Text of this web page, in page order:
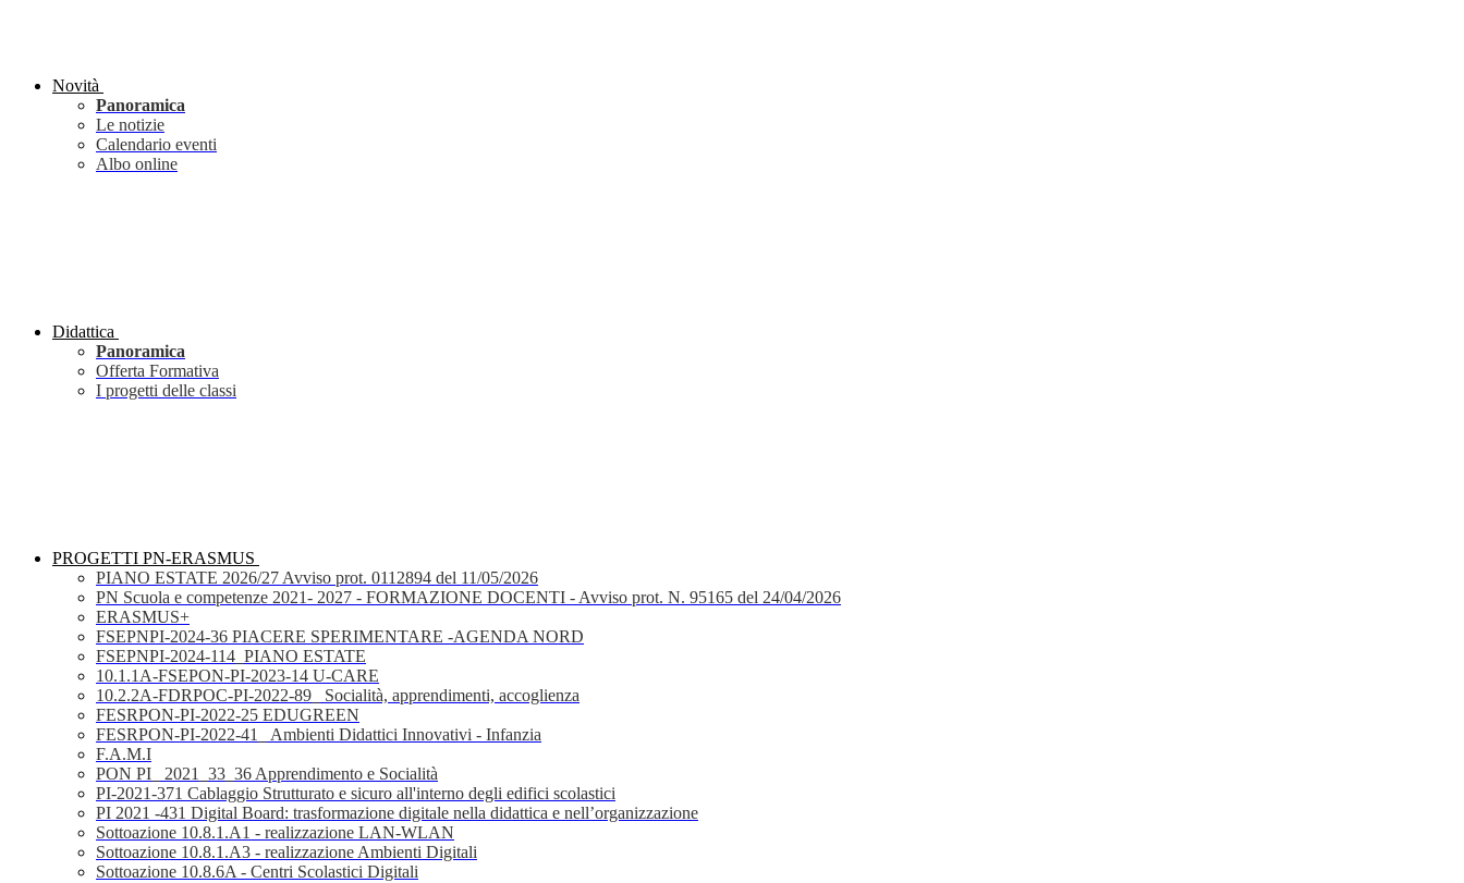
Novità
Panoramica
Le notizie
Calendario eventi
Albo online
Didattica
Panoramica
Offerta Formativa
I progetti delle classi
PROGETTI PN-ERASMUS
PIANO ESTATE 2026/27 Avviso prot. 0112894 del 11/05/2026
PN Scuola e competenze 2021- 2027 - FORMAZIONE DOCENTI - Avviso prot. N. 95165 del 24/04/2026
ERASMUS+
FSEPNPI-2024-36 PIACERE SPERIMENTARE -AGENDA NORD
FSEPNPI-2024-114_PIANO ESTATE
10.1.1A-FSEPON-PI-2023-14 U-CARE
10.2.2A-FDRPOC-PI-2022-89_ Socialità, apprendimenti, accoglienza
FESRPON-PI-2022-25 EDUGREEN
FESRPON-PI-2022-41_ Ambienti Didattici Innovativi - Infanzia
F.A.M.I
PON PI_ 2021_33_36 Apprendimento e Socialità
PI-2021-371 Cablaggio Strutturato e sicuro all'interno degli edifici scolastici
PI 2021 -431 Digital Board: trasformazione digitale nella didattica e nell’organizzazione
Sottoazione 10.8.1.A1 - realizzazione LAN-WLAN
Sottoazione 10.8.1.A3 - realizzazione Ambienti Digitali
Sottoazione 10.8.6A - Centri Scolastici Digitali